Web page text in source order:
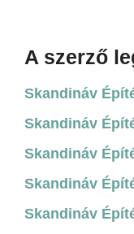
A szerző
Skandináv
Skandináv
Skandináv
Skandináv
Skandináv